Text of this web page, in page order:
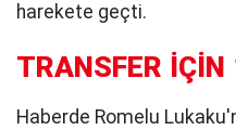
harekete geçti.
TRANSFER İÇİN
Haberde Romelu